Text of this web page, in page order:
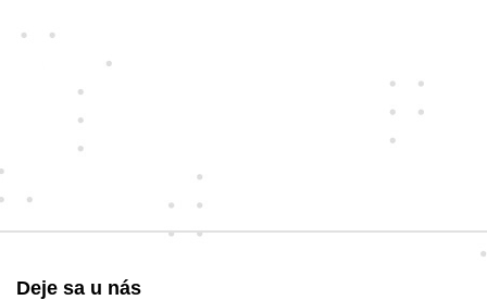
Deje sa u nás